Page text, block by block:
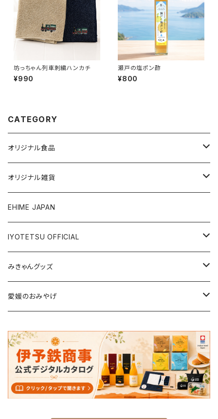
坊っちゃん列車刺繍ハンカチ
¥990
瀬戸の塩ポン酢
¥800
CATEGORY
オリジナル食品
銘菓・名産
ジュース・飲料
調味料
オリジナル雑貨
タオル・ボディケア
アパレル
ステーショナリー
トイ・小物
EHIME JAPAN
IYOTETSU OFFICIAL
坊っちゃん列車グッズ
その他伊予鉄グッズ
みきゃんグッズ
食品
衣類
愛媛のおみやげ
雑貨